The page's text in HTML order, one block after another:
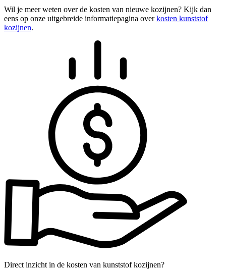
Wil je meer weten over de kosten van nieuwe kozijnen? Kijk dan
eens op onze uitgebreide informatiepagina overkosten kunststof
kozijnen.
Direct inzicht in de kosten van kunststof kozijnen?